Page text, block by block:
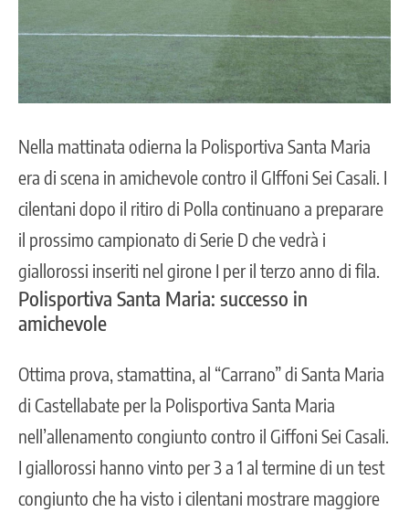
Nella mattinata odierna la Polisportiva Santa Maria
era di scena in amichevole contro il GIffoni Sei Casali. I
cilentani dopo il ritiro di Polla continuano a preparare
il prossimo campionato di Serie D che vedrà i
giallorossi inseriti nel girone I per il terzo anno di fila.
Polisportiva Santa Maria: successo in
amichevole
Ottima prova, stamattina, al “Carrano” di Santa Maria
di Castellabate per la Polisportiva Santa Maria
nell’allenamento congiunto contro il Giffoni Sei Casali.
I giallorossi hanno vinto per 3 a 1 al termine di un test
congiunto che ha visto i cilentani mostrare maggiore